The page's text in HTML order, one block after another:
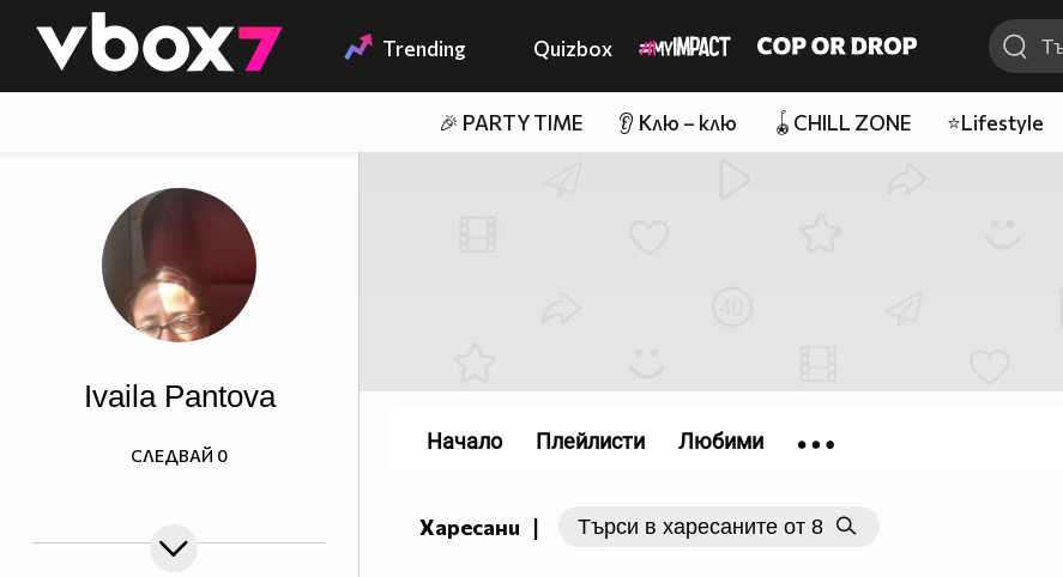
👾 Trending Quizbox
🎉 PARTY TIME 👂 Клю – клю 🪀CHILL ZONE ⭐Lifestyle
Ivaila Pantova
СЛЕДВАЙ 0
Харесани |
Начало Плейлисти Любими